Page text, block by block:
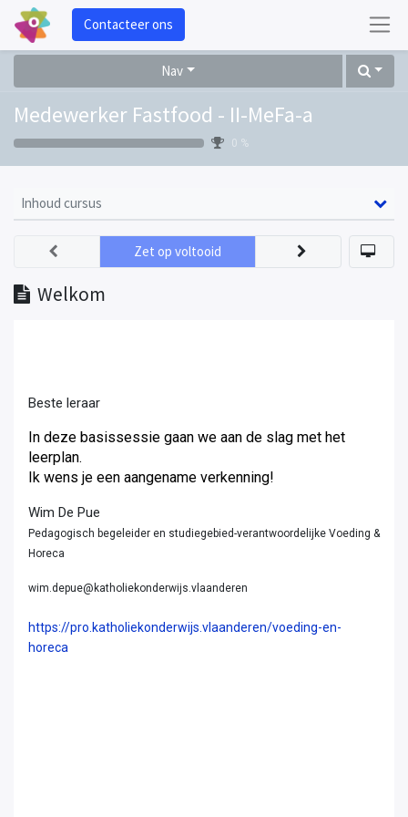
Contacteer ons
Nav
Medewerker Fastfood - II-MeFa-a
0 %
Inhoud cursus
Welkom
Zet op voltooid
Beste leraar
In deze basissessie gaan we aan de slag met het
leerplan.
Ik wens je een aangename verkenning!
Wim De Pue
Pedagogisch begeleider en studiegebied-verantwoordelijke Voeding &
Horeca
wim.depue@katholiekonderwijs.vlaanderen
https://pro.katholiekonderwijs.vlaanderen/voeding-en-
horeca